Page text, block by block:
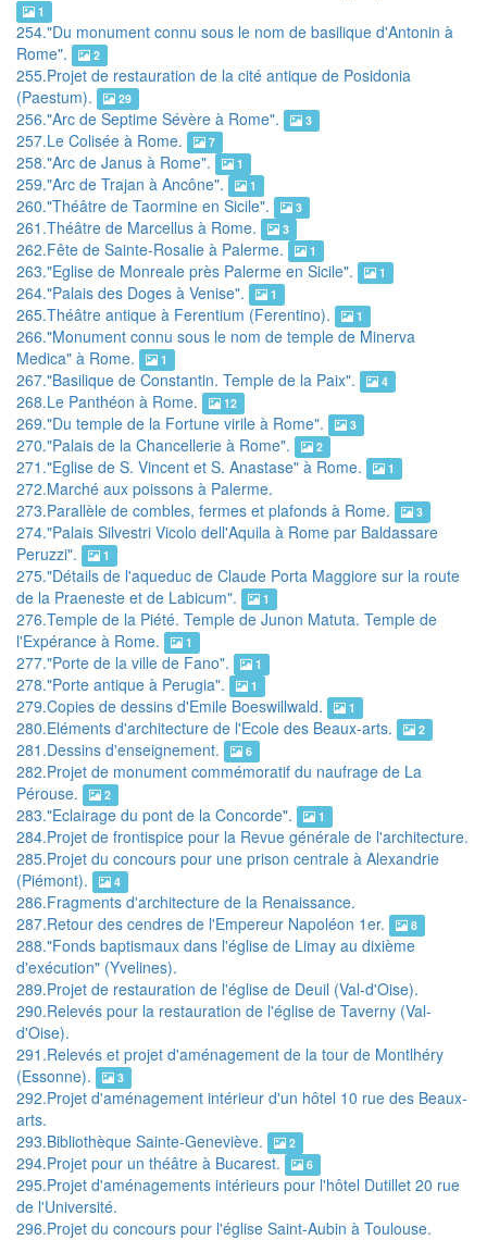
1
254."Du monument connu sous le nom de basilique d'Antonin à
Rome".
2
255.Projet de restauration de la cité antique de Posidonia
(Paestum).
29
256."Arc de Septime Sévère à Rome". 3
257.Le Colisée à Rome. 7
258."Arc de Janus à Rome". 1
259."Arc de Trajan à Ancône". 1
260."Théâtre de Taormine en Sicile". 3
261.Théâtre de Marcellus à Rome. 3
262.Fête de Sainte-Rosalie à Palerme. 1
263."Eglise de Monreale près Palerme en Sicile". 1
264."Palais des Doges à Venise". 1
265.Théâtre antique à Ferentium (Ferentino). 1
266."Monument connu sous le nom de temple de Minerva
Medica" à Rome.
1
267."Basilique de Constantin. Temple de la Paix". 4
268.Le Panthéon à Rome. 12
269."Du temple de la Fortune virile à Rome". 3
270."Palais de la Chancellerie à Rome". 2
271."Eglise de S. Vincent et S. Anastase" à Rome. 1
272.Marché aux poissons à Palerme.
273.Parallèle de combles, fermes et plafonds à Rome.
3
274."Palais Silvestri Vicolo dell'Aquila à Rome par Baldassare
Peruzzi".
1
275."Détails de l'aqueduc de Claude Porta Maggiore sur la route
de la Praeneste et de Labicum".
1
276.Temple de la Piété. Temple de Junon Matuta. Temple de
l'Expérance à Rome.
1
277."Porte de la ville de Fano". 1
278."Porte antique à Perugia". 1
279.Copies de dessins d'Emile Boeswillwald. 1
280.Eléments d'architecture de l'Ecole des Beaux-arts. 2
281.Dessins d'enseignement. 6
282.Projet de monument commémoratif du naufrage de La
Pérouse.
2
283."Eclairage du pont de la Concorde". 1
284.Projet de frontispice pour la Revue générale de l'architecture.
285.Projet du concours pour une prison centrale à Alexandrie
(Piémont).
4
286.Fragments d'architecture de la Renaissance.
287.Retour des cendres de l'Empereur Napoléon 1er.
8
288."Fonds baptismaux dans l'église de Limay au dixième
d'exécution" (Yvelines).
289.Projet de restauration de l'église de Deuil (Val-d'Oise).
290.Relevés pour la restauration de l'église de Taverny (Val-
d'Oise).
291.Relevés et projet d'aménagement de la tour de Montlhéry
(Essonne).
3
292.Projet d'aménagement intérieur d'un hôtel 10 rue des Beaux-
arts.
293.Bibliothèque Sainte-Geneviève.
2
294.Projet pour un théâtre à Bucarest. 6
295.Projet d'aménagements intérieurs pour l'hôtel Dutillet 20 rue
de l'Université.
296.Projet du concours pour l'église Saint-Aubin à Toulouse.